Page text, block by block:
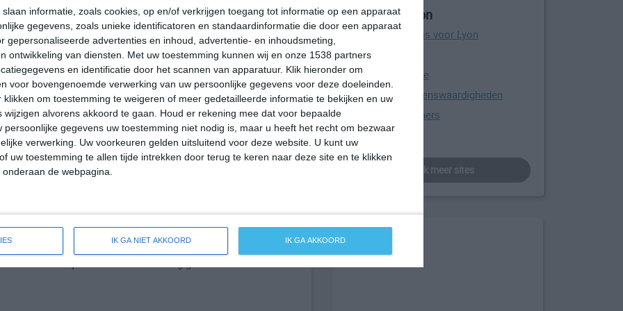
slaan informatie, zoals cookies, op en/of verkrijgen toegang tot informatie op een apparaat
gegevens, zoals unieke identificatoren en standaardinformatie die door een apparaat
gepersonaliseerde advertenties en inhoud, advertentie- en inhoudsmeting,
ontwikkeling van diensten.
Met uw toestemming kunnen wij en onze 1538 partners
en identificatie door het scannen van apparatuur. Klik hieronder om
voor bovengenoemde verwerking van uw persoonlijke gegevens voor deze doeleinden.
klikken om toestemming te weigeren of meer gedetailleerde informatie te bekijken en uw
alvorens akkoord te gaan.
Houd er rekening mee dat voor bepaalde
persoonlijke gegevens uw toestemming niet nodig is, maar u heeft het recht om bezwaar
verwerking. Uw voorkeuren gelden uitsluitend voor deze website. U kunt uw
uw toestemming te allen tijde intrekken door terug te keren naar deze site en te klikken
de webpagina.
IK GA NIET AKKOORD IK GA AKKOORD
Het aantal uren dat de zon zichtbaar is ligt in maart op deze
maand valt er gedurende ongeveer 15 dagen neerslag. Als je
een redelijke hoeveelheid neerslag gedurende deze maand.
in Lyon rond de 15 graden Celsius. De gemiddelde
Het aantal uren dat de zon zichtbaar is ligt in april op deze
maand valt er gedurende ongeveer 15 dagen neerslag. Als je
een redelijke hoeveelheid neerslag gedurende deze maand.
in Lyon rond de 19 graden Celsius. De gemiddelde
Het aantal uren dat de zon zichtbaar is ligt in mei op deze
maand valt er gedurende ongeveer 16 dagen neerslag. Als je
een redelijke hoeveelheid neerslag gedurende deze maand.
Meer over Lyon
de beste hoteltips voor Lyon
Lyon in 12 uur
Lyon officiële site
Lyon top 10 bezienswaardigheden
Lyon voor beginners
wikipedia
bekijk meer sites